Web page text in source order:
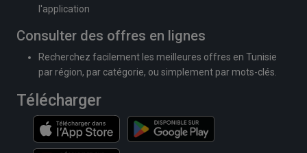
l'application
Consulter des offres en lignes
Recherchez facilement les meilleures offres en Tunisie
par région, par catégorie, ou simplement par mots-clés.
Télécharger